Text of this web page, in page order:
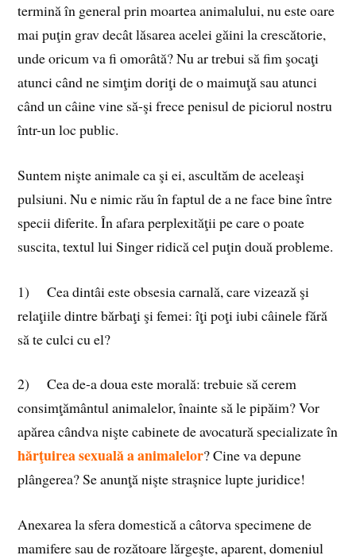
termină în general prin moartea animalului, nu este oare
mai puţin grav decât lăsarea acelei găini la crescătorie,
unde oricum va fi omorâtă? Nu ar trebui să fim şocaţi
atunci când ne simţim doriţi de o maimuţă sau atunci
când un câine vine să-şi frece penisul de piciorul nostru
într-un loc public.
Suntem nişte animale ca şi ei, ascultăm de aceleaşi
pulsiuni. Nu e nimic rău în faptul de a ne face bine între
specii diferite. În afara perplexităţii pe care o poate
suscita, textul lui Singer ridică cel puţin două probleme.
1) Cea dintâi este obsesia carnală, care vizează şi
relaţiile dintre bărbaţi şi femei: îţi poţi iubi câinele fără
să te culci cu el?
2) Cea de-a doua este morală: trebuie să cerem
consimţământul animalelor, înainte să le pipăim? Vor
apărea cândva nişte cabinete de avocatură specializate în
hărţuirea sexuală a animalelor? Cine va depune
plângerea? Se anunţă nişte straşnice lupte juridice!
Anexarea la sfera domestică a câtorva specimene de
mamifere sau de rozătoare lărgeşte, aparent, domeniul